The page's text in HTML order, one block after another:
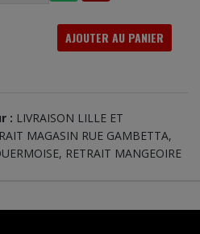
AJOUTER AU PANIER
: LIVRAISON LILLE ET
MAGASIN RUE GAMBETTA,
RETRAIT MANGEOIRE